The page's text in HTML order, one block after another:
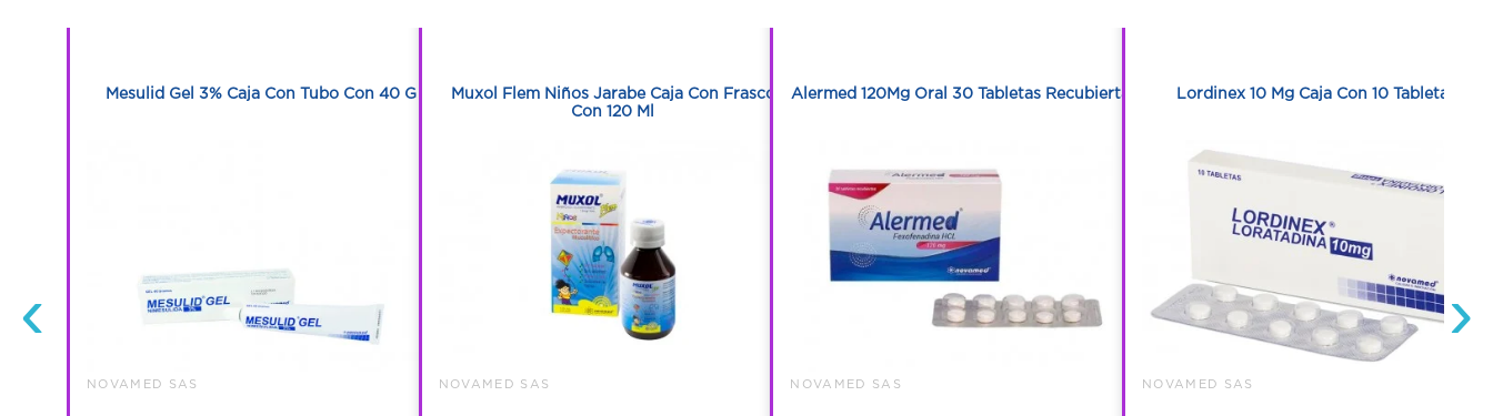
‹
Mesulid Gel 3% Caja Con Tubo Con 40 G
NOVAMED SAS
Muxol Flem Niños Jarabe Caja Con Frasco
Con 120 Ml
NOVAMED SAS
Alermed 120Mg Oral 30 Tabletas Recubiertas
NOVAMED SAS
Lordinex 10 Mg Caja Con 10 Tabletas
NOVAMED SAS
›